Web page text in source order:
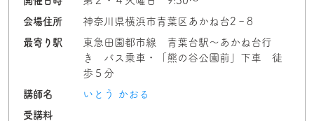
会場住所
神奈川県横浜市青葉区あかね台2‐8
最寄り駅
東急田園都市線 青葉台駅～あかね台行
き バス乗車・「熊の谷公園前」下車 徒
歩５分
講師名
いとう かおる
受講料